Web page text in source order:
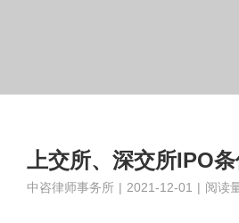
上交所、深交所IPO
中咨律师事务所 | 2021-12-01 | 阅读